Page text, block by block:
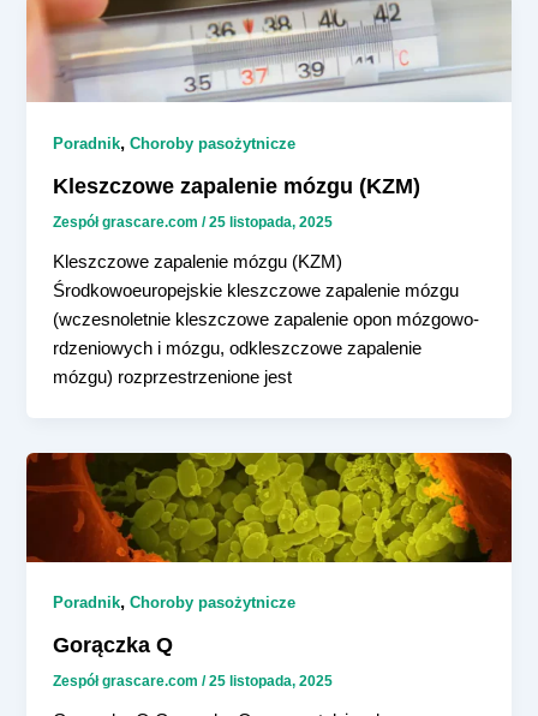
Poradnik,Choroby pasożytnicze
Kleszczowe zapalenie mózgu (KZM)
Zespół grascare.com/25 listopada, 2025
Kleszczowe zapalenie mózgu (KZM)
Środkowoeuropejskie kleszczowe zapalenie mózgu
(wczesnoletnie kleszczowe zapalenie opon mózgowo-
rdzeniowych i mózgu, odkleszczowe zapalenie
mózgu) rozprzestrzenione jest
Poradnik,Choroby pasożytnicze
Gorączka Q
Zespół grascare.com/25 listopada, 2025